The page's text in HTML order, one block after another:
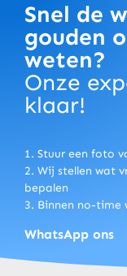
Snel de
gouden
weten?
Onze
klaar!
1. Stuur een foto
2. Wij stellen wat
bepalen
3. Binnen no-
WhatsApp ons